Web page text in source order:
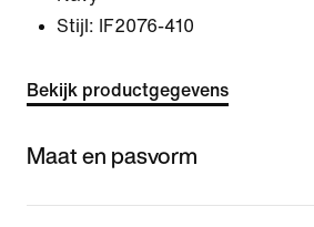
Stijl:
IF2076-410
Bekijk productgegevens
Maat en pasvorm